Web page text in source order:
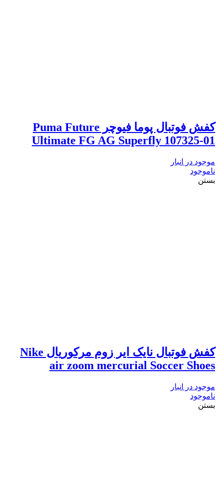
کفش فوتبال پوما فیوچر Puma Future
Ultimate FG AG Superfly 107325-01
موجود در انبار
ناموجود
بستن
کفش فوتبال نایک ایر زوم مرکوریال Nike
air zoom mercurial Soccer Shoes
موجود در انبار
ناموجود
بستن